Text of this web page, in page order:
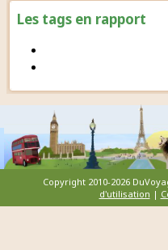
Les tags en rapport
Copyright 2010-2026
d'utilisation |